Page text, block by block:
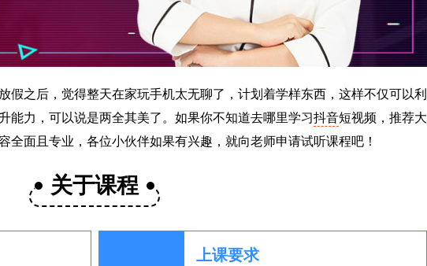
假之后，觉得整天在家玩手机太无聊了，计划着学样东西，这样不仅可以利
能力，可以说是两全其美了。如果你不知道去哪里学习抖音短视频，推荐大
容全面且专业，各位小伙伴如果有兴趣，就向老师申请试听课程吧！
关于课程
上课要求